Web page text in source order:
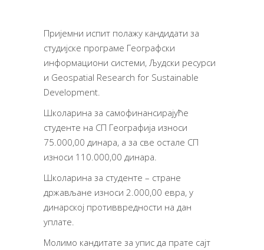
Пријемни испит полажу кандидати за
студијске програме Географски
информациони системи, Људски ресурси
и Geospatial Research for Sustainable
Development.
Школарина за самофинансирајуће
студенте на СП Географија износи
75.000,00 динара, а за све остале СП
износи 110.000,00 динара.
Школарина за студенте – стране
држављане износи 2.000,00 евра, у
динарској противвредности на дан
уплате.
Молимо кандитате за упис да прате сајт